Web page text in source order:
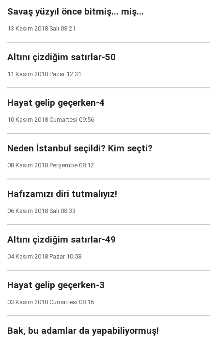
Savaş yüzyıl önce bitmiş... miş...
13 Kasım 2018 Salı 08:21
Altını çizdiğim satırlar-50
11 Kasım 2018 Pazar 12:31
Hayat gelip geçerken-4
10 Kasım 2018 Cumartesi 09:56
Neden İstanbul seçildi? Kim seçti?
08 Kasım 2018 Perşembe 08:12
Hafızamızı diri tutmalıyız!
06 Kasım 2018 Salı 08:33
Altını çizdiğim satırlar-49
04 Kasım 2018 Pazar 10:58
Hayat gelip geçerken-3
03 Kasım 2018 Cumartesi 08:16
Bak, bu adamlar da yapabiliyormuş!